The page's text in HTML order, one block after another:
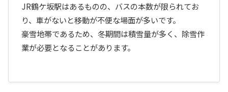
JR鶴ケ坂駅はあるものの、バスの本数が限られてお
り、車がないと移動が不便な場面が多いです。
豪雪地帯であるため、冬期間は積雪量が多く、除雪作
業が必要となることがあります。